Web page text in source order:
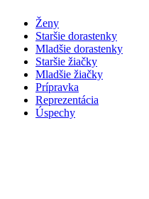
Ženy
Staršie dorastenky
Mladšie dorastenky
Staršie žiačky
Mladšie žiačky
Prípravka
Reprezentácia
Úspechy